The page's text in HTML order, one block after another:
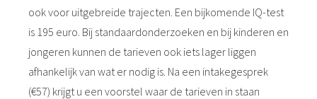
ook voor uitgebreide trajecten. Een bijkomende IQ-test
is 195 euro. Bij standaardonderzoeken en bij kinderen en
jongeren kunnen de tarieven ook iets lager liggen
afhankelijk van wat er nodig is. Na een intakegesprek
(€57) krijgt u een voorstel waar de tarieven in staan